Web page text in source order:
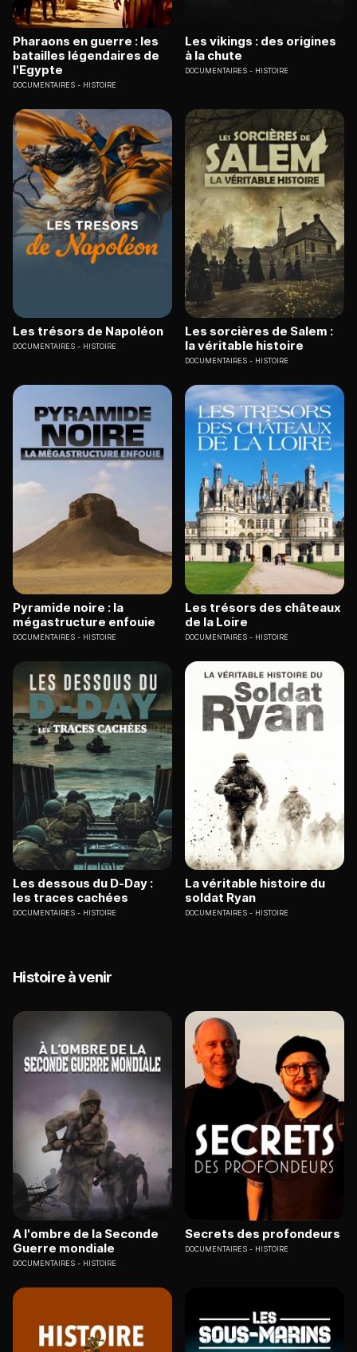
Pharaons en guerre : les
batailles légendaires de
l'Egypte
DOCUMENTAIRES HISTOIRE
Les vikings : des origines
à la chute
DOCUMENTAIRES HISTOIRE
Les trésors de Napoléon
DOCUMENTAIRES HISTOIRE
Les sorcières de Salem :
la véritable histoire
DOCUMENTAIRES HISTOIRE
Pyramide noire : la
mégastructure enfouie
DOCUMENTAIRES HISTOIRE
Les trésors des châteaux
de la Loire
DOCUMENTAIRES HISTOIRE
Les dessous du D-Day :
les traces cachées
DOCUMENTAIRES HISTOIRE
La véritable histoire du
soldat Ryan
DOCUMENTAIRES HISTOIRE
Histoire à venir
A l'ombre de la Seconde
Guerre mondiale
DOCUMENTAIRES HISTOIRE
Secrets des profondeurs
DOCUMENTAIRES HISTOIRE